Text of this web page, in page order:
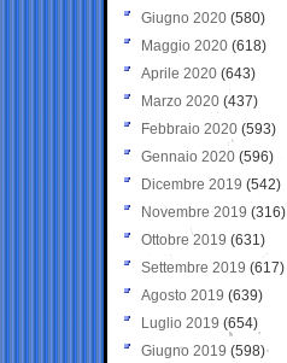
Giugno 2020 (580)
Maggio 2020 (618)
Aprile 2020 (643)
Marzo 2020 (437)
Febbraio 2020 (593)
Gennaio 2020 (596)
Dicembre 2019 (542)
Novembre 2019 (316)
Ottobre 2019 (631)
Settembre 2019 (617)
Agosto 2019 (639)
Luglio 2019 (654)
Giugno 2019 (598)